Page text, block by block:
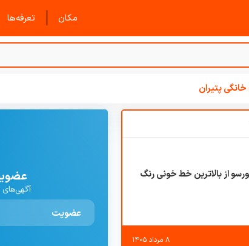
مکان | تعرفه‌ها
پتیران
از بالاترین خط خونی رنگ
۸ مرداد ۱۴۰۵
آگهی‌های
عضویت